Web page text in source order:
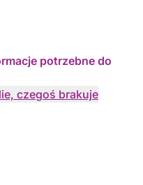
potrzebne do
czegoś brakuje